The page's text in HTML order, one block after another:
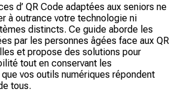
d’ QR Code adaptées aux seniors ne
à outrance votre technologie ni
distincts. Ce guide aborde les
par les personnes âgées face aux QR
et propose des solutions pour
tout en conservant les
vos outils numériques répondent
tous.